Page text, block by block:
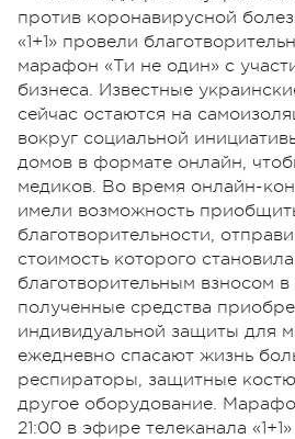
против коронавирусной
«1+1» провели
марафон «Ти не один» с
бизнеса. Известные
сейчас остаются на
вокруг социальной
домов в формате онлайн,
медиков. Во время онлайн-
имели возможность
благотворительности,
стоимость которого
благотворительным взносом
полученные средства
индивидуальной защиты для
ежедневно спасают жизнь
респираторы, защитные
другое оборудование.
21:00 в эфире телеканала